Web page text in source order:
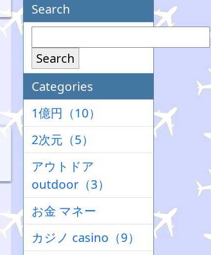
Search
Search
Categories
1億円（10）
2次元（5）
アウトドア
outdoor（3）
お金 マネー
カジノ casino（9）